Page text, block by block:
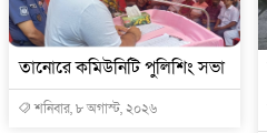
তানোরে কমিউনিটি পুলিশিং সভা
শনিবার, ৮ অগাস্ট, ২০২৬